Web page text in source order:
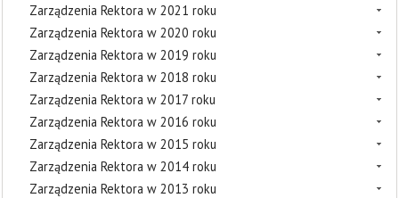
Zarządzenia Rektora w 2021 roku
Zarządzenia Rektora w 2020 roku
Zarządzenia Rektora w 2019 roku
Zarządzenia Rektora w 2018 roku
Zarządzenia Rektora w 2017 roku
Zarządzenia Rektora w 2016 roku
Zarządzenia Rektora w 2015 roku
Zarządzenia Rektora w 2014 roku
Zarządzenia Rektora w 2013 roku